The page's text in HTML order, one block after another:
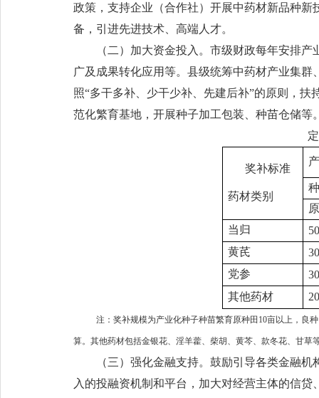
政策，支持企业（合作社）开展中药材新品种
备，引进先进技术、高端人才。
（二）加大资金投入。市级财政每年安排
广及成果转化应用等。县级统筹中药材产业集
照“多干多补、少干少补、先建后补”的原则，
范化繁育基地，开展种子加工包装、种苗仓储等
奖补标准
药材类别
当归
黄芪
党参
其他药材
注：奖补规模为产业化种子种苗繁育原种田10亩以上，良
算。其他药材包括金银花、淫羊藿、柴胡、黄芩、款冬花、甘草
（三）强化金融支持。鼓励引导各类金融
入的投融资机制和平台，加大对经营主体的信